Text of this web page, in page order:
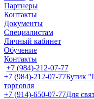
Партнеры
Контакты
Документы
Специалистам
Личный кабинет
Обучение
Контакты
+7 (984)-212-07-77
+7 (984)-212-07-77Бутик
торговля
+7 (914)-650-07-77Для